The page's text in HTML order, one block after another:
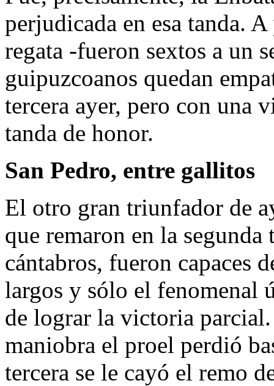
perjudicada en esa tanda.
regata -fueron sextos a un
guipuzcoanos quedan
tercera ayer, pero con una
tanda de honor.
San Pedro, entre gallitos
El otro gran triunfador de
que remaron en la
cántabros, fueron capaces
largos y sólo el fenomenal
de lograr la victoria
maniobra el proel perdió
tercera se le cayó el remo